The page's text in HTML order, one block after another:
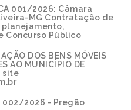
001/2026: Câmara
MG Contratação de
Concurso Público
DOS BENS MÓVEIS
AO MUNICÍPIO DE
site
002/2026 - Pregão